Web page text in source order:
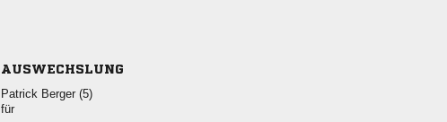
AUSWECHSLUNG
  
für